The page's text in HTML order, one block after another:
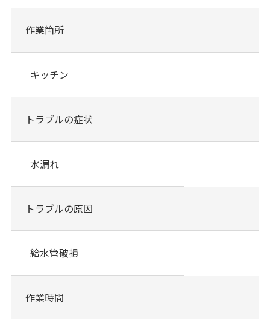
作業箇所
キッチン
トラブルの症状
水漏れ
トラブルの原因
給水管破損
作業時間